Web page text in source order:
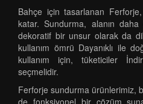
Bahçe için tasarlanan
katar. Sundurma, alanın daha
dekoratif bir unsur olarak da
kullanım ömrü Dayanıklı ile
kullanım için, tüketiciler
seçmelidir.
Ferforje sundurma ürünlerimiz,
de fonksiyonel bir çözüm